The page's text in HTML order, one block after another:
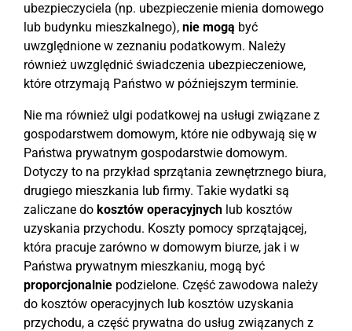
ubezpieczyciela (np. ubezpieczenie mienia domowego
lub budynku mieszkalnego), nie mogą być
uwzględnione w zeznaniu podatkowym. Należy
również uwzględnić świadczenia ubezpieczeniowe,
które otrzymają Państwo w późniejszym terminie.
Nie ma również ulgi podatkowej na usługi związane z
gospodarstwem domowym, które nie odbywają się w
Państwa prywatnym gospodarstwie domowym.
Dotyczy to na przykład sprzątania zewnętrznego biura,
drugiego mieszkania lub firmy. Takie wydatki są
zaliczane do kosztów operacyjnych lub kosztów
uzyskania przychodu. Koszty pomocy sprzątającej,
która pracuje zarówno w domowym biurze, jak i w
Państwa prywatnym mieszkaniu, mogą być
proporcjonalnie podzielone. Część zawodowa należy
do kosztów operacyjnych lub kosztów uzyskania
przychodu, a część prywatna do usług związanych z